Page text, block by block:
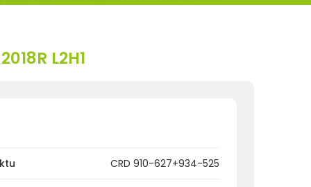
L2H1
CRD 910-627+934-525